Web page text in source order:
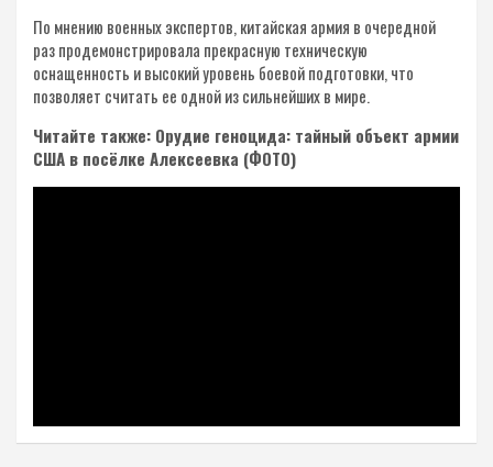
По мнению военных экспертов, китайская армия в очередной
раз продемонстрировала прекрасную техническую
оснащенность и высокий уровень боевой подготовки, что
позволяет считать ее одной из сильнейших в мире.
Читайте также: Орудие геноцида: тайный объект армии
США в посёлке Алексеевка (ФОТО)